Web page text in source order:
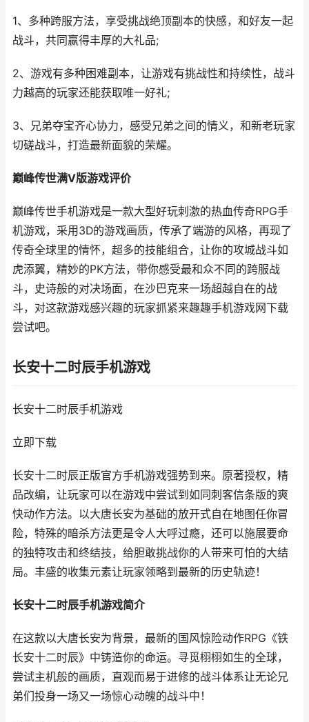
1、多种跨服方法，享受挑战绝顶副本的快感，和好友一起
战斗，共同赢得丰厚的大礼品;
2、游戏有多种困难副本，让游戏有挑战性和持续性，战斗
力越高的玩家还能获取唯一好礼;
3、兄弟夺宝齐心协力，感受兄弟之间的情义，和新老玩家
切磋战斗，打造最新面貌的荣耀。
巅峰传世满V版游戏评价
巅峰传世手机游戏是一款大型好玩刺激的热血传奇RPG手
机游戏，采用3D的游戏画质，传承了端游的风格，再现了
传奇全球里的情怀，超多的技能组合，让你的攻城战斗如
虎添翼，精妙的PK方法，带你感受最和众不同的跨服战
斗，史诗般的对决场面，在沙巴克来一场超越自在的战
斗，对这款游戏感兴趣的玩家抓紧来趣趣手机游戏网下载
尝试吧。
长安十二时辰手机游戏
长安十二时辰手机游戏
立即下载
长安十二时辰正版官方手机游戏强势到来。原著授权，精
品改编，让玩家可以在游戏中尝试到如同刺客信条版的爽
快动作方法。以大唐长安为基础的放开式自在地图任你冒
险，特殊的暗杀方法更是令人大呼过瘾，还可以施展要命
的独特攻击和终结技，给胆敢挑战你的人带来可怕的大结
局。丰盛的收集元素让玩家领略到最新的历史轨迹！
长安十二时辰手机游戏简介
在这款以大唐长安为背景，最新的国风惊险动作RPG《铁
长安十二时辰》中铸造你的命运。寻觅栩栩如生的全球，
尝试主机般的画质，直观而易于进修的战斗体系让无论兄
弟们投身一场又一场惊心动魄的战斗中！